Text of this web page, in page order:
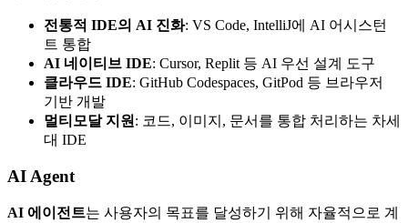
전통적 IDE의 AI 진화: VS Code, IntelliJ에 AI 어시스턴
트 통합
AI 네이티브 IDE: Cursor, Replit 등 AI 우선 설계 도구
클라우드 IDE: GitHub Codespaces, GitPod 등 브라우저
기반 개발
멀티모달 지원 : 코드, 이미지, 문서를 통합 처리하는 차세
대 IDE
AI Agent
AI 에이전트는 사용자의 목표를 달성하기 위해 자율적으로 계